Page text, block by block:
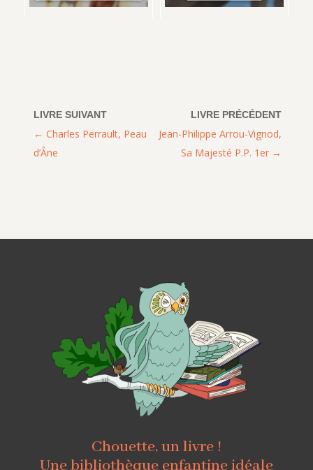
Jean-Philippe Arrou-Vignod,
Sa Majesté P.P. 1er
Charles Perrault, Peau
d’Âne
Chouette, un livre !
Une bibliothèque enfantine idéale